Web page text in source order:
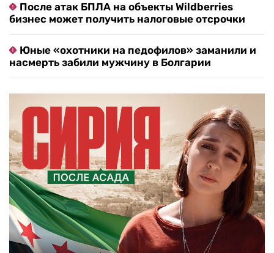
После атак БПЛА на объекты Wildberries
бизнес может получить налоговые отсрочки
Юные «охотники на педофилов» заманили и
насмерть забили мужчину в Болгарии